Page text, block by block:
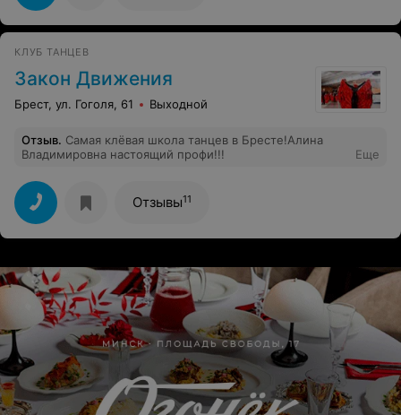
КЛУБ ТАНЦЕВ
Закон Движения
Брест, ул. Гоголя, 61 Выходной
Отзыв. Самая клёвая школа танцев в Бресте!Алина
Владимировна настоящий профи!!!
Еще
Отзывы11